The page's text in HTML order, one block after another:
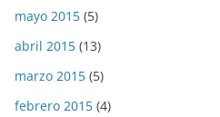
mayo 2015 (5)
abril 2015 (13)
marzo 2015 (5)
febrero 2015 (4)